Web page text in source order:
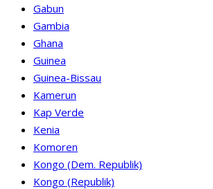
Gabun
Gambia
Ghana
Guinea
Guinea-Bissau
Kamerun
Kap Verde
Kenia
Komoren
Kongo (Dem. Republik)
Kongo (Republik)